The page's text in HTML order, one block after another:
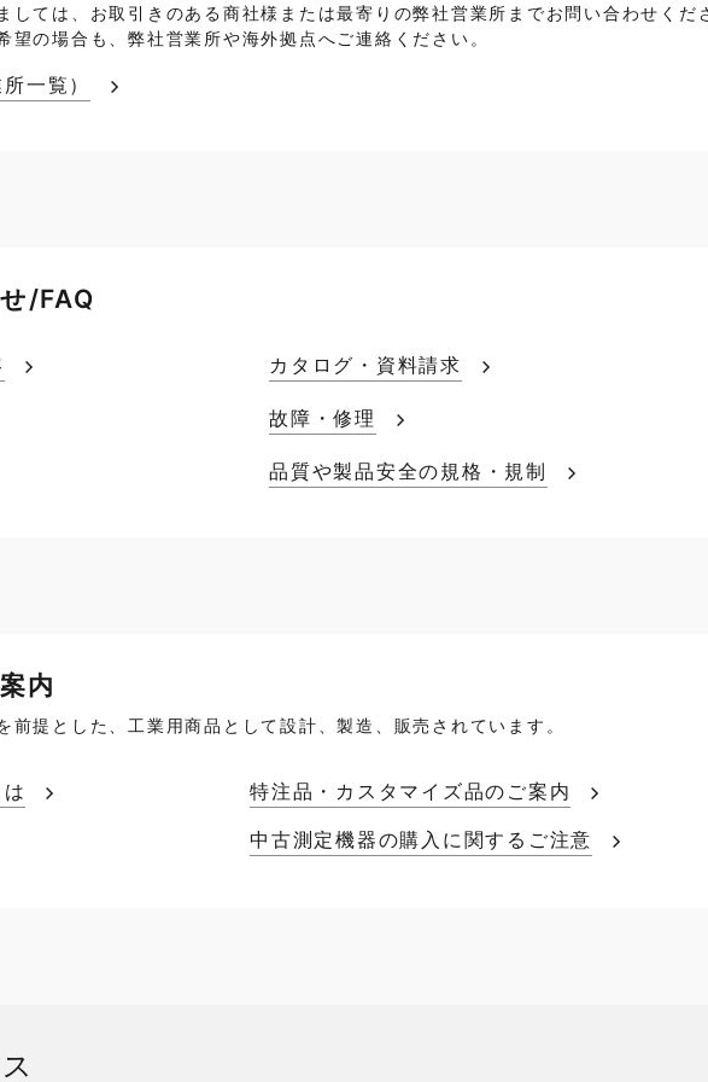
しては、お取引きのある商社様または最寄りの弊社営業所までお問い合わせくだ
望の場合も、弊社営業所や海外拠点へご連絡ください。
一覧）
/FAQ
カタログ・資料請求
故障・修理
品質や製品安全の規格・規制
内
前提とした、工業用商品として設計、製造、販売されています。
特注品・カスタマイズ品のご案内
中古測定機器の購入に関するご注意